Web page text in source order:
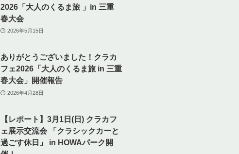
2026「大人のくるま旅 」in 三重
春大会
2026年5月15日
ありがとうございました！クラカ
フェ2026「大人のくるま旅 in 三重
春大会」開催報告
2026年4月28日
【レポート】3月1日(日) クラカフ
ェ展示交流会 「クラシックカーと
過ごす休日」 in HOWAパーク開